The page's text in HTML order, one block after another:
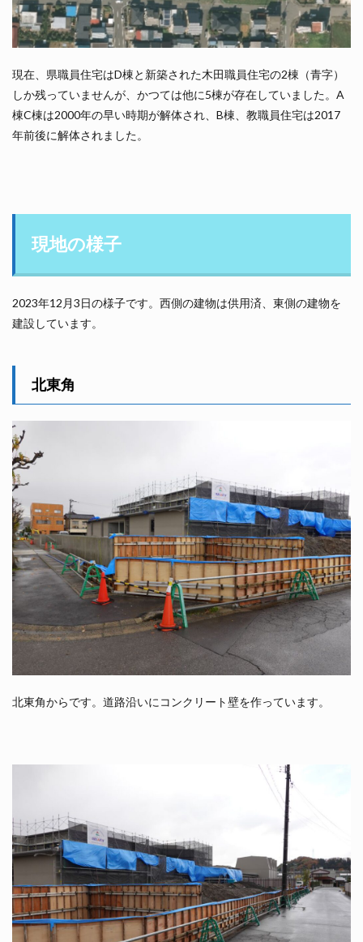
現在、県職員住宅はD棟と新築された木田職員住宅の2棟（青字）
しか残っていませんが、かつては他に5棟が存在していました。A
棟C棟は2000年の早い時期が解体され、B棟、教職員住宅は2017
年前後に解体されました。
現地の様子
2023年12月3日の様子です。西側の建物は供用済、東側の建物を
建設しています。
北東角
北東角からです。道路沿いにコンクリート壁を作っています。